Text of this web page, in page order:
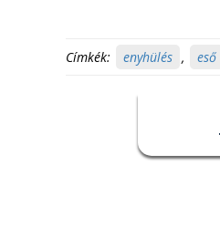
Címkék: enyhülés , eső